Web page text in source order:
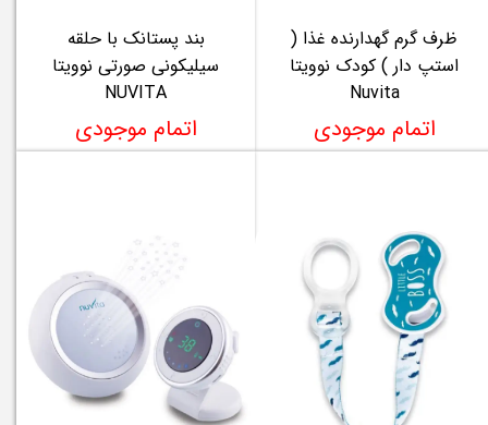
ظرف گرم گهدارنده غذا (
استپ دار ) کودک نوویتا
Nuvita
اتمام موجودی
بند پستانک با حلقه
سیلیکونی صورتی نوویتا
NUVITA
اتمام موجودی